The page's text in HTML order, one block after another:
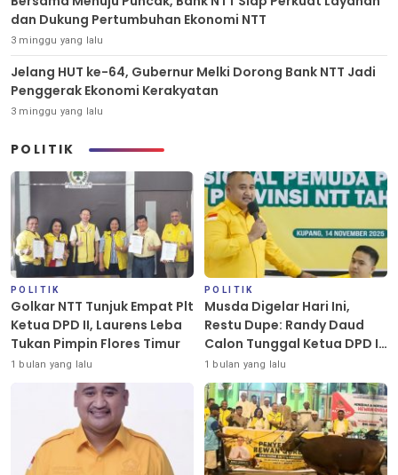
dan Dukung Pertumbuhan Ekonomi NTT
3 minggu yang lalu
Jelang HUT ke-64, Gubernur Melki Dorong Bank NTT Jadi
Penggerak Ekonomi Kerakyatan
3 minggu yang lalu
POLITIK
POLITIK
Golkar NTT Tunjuk Empat Plt
Ketua DPD II, Laurens Leba
Tukan Pimpin Flores Timur
1 bulan yang lalu
POLITIK
Musda Digelar Hari Ini,
Restu Dupe: Randy Daud
Calon Tunggal Ketua DPD II
Golkar Kota Kupang
1 bulan yang lalu